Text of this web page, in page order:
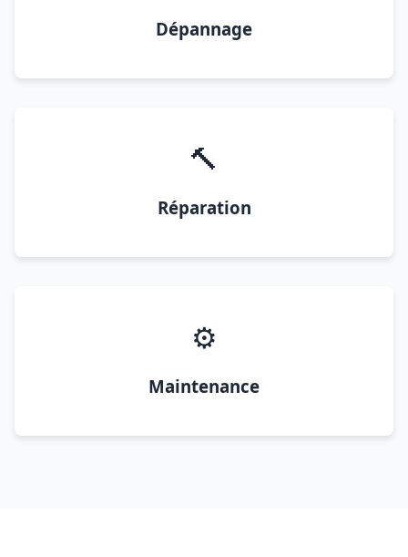
Dépannage
🔨
Réparation
⚙️
Maintenance